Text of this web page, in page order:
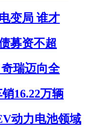
变局 谁才
募资不超
瑞迈向全
16.22万辆
动力电池领域